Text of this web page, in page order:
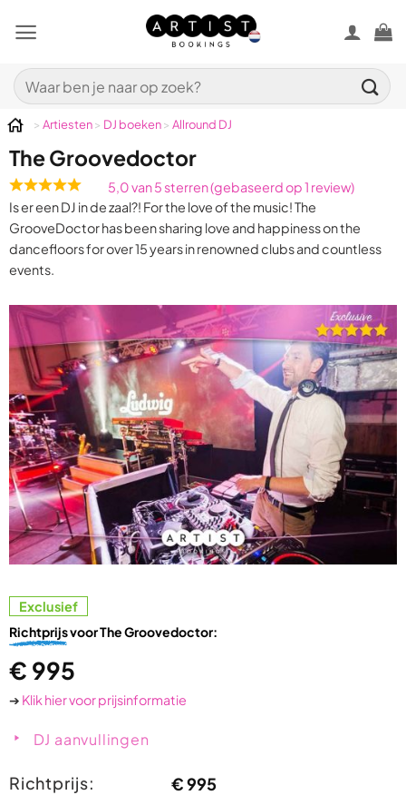
naar
Zoeken
naar:
> Artiesten> DJ boeken> Allround DJ
The Groovedoctor
Rated
5,0
out
of
5
5,0 van 5 sterren (gebaseerd op 1 review)
Is er een DJ in de zaal?! For the love of the music! The
GrooveDoctor has been sharing love and happiness on the
dancefloors for over 15 years in renowned clubs and countless
events.
Exclusief
Richtprijsvoor The Groovedoctor:
€ 995
➔ Klik hier voor prijsinformatie
DJ aanvullingen
Richtprijs: €995